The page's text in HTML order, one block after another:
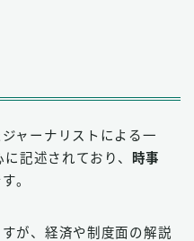
ャーナリストによる一
記述されており、
時事
。
が、経済や制度面の解説